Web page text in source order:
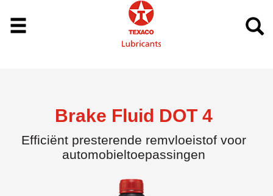
Brake Fluid DOT 4
Efficiënt presterende remvloeistof voor
automobieltoepassingen